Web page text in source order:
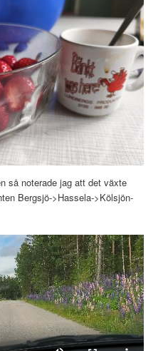
så noterade jag att det växte
Bergsjö->Hassela->Kölsjön-